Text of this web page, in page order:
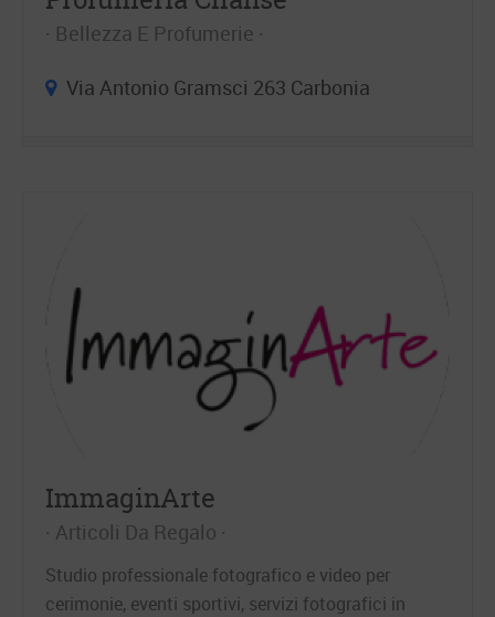
Bellezza E Profumerie
Via Antonio Gramsci 263 Carbonia
ImmaginArte
Articoli Da Regalo
Studio professionale fotografico e video per
cerimonie, eventi sportivi, servizi fotografici in